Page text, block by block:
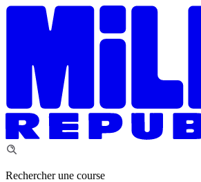
Rechercher une course